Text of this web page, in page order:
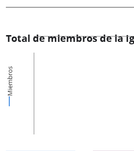
Total de miembros de la
Miembros